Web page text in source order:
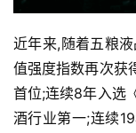
近年来,随着五粮
值强度指数再次获
首位;连续8年入选
酒行业第一;连续